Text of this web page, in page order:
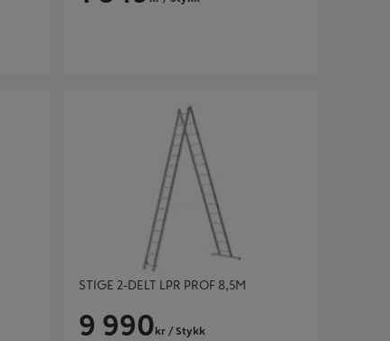
STIGE 2-DELT LPR PROF 8,5M
9 990 kr / Stykk